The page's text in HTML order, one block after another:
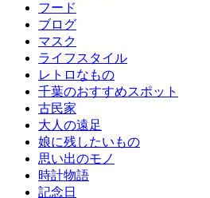
フード
ブログ
マスク
ライフスタイル
レトロなもの
千葉のおすすめスポット
古民家
大人の遠足
娘に残したいもの
思い出のモノ
時計物語
記念日